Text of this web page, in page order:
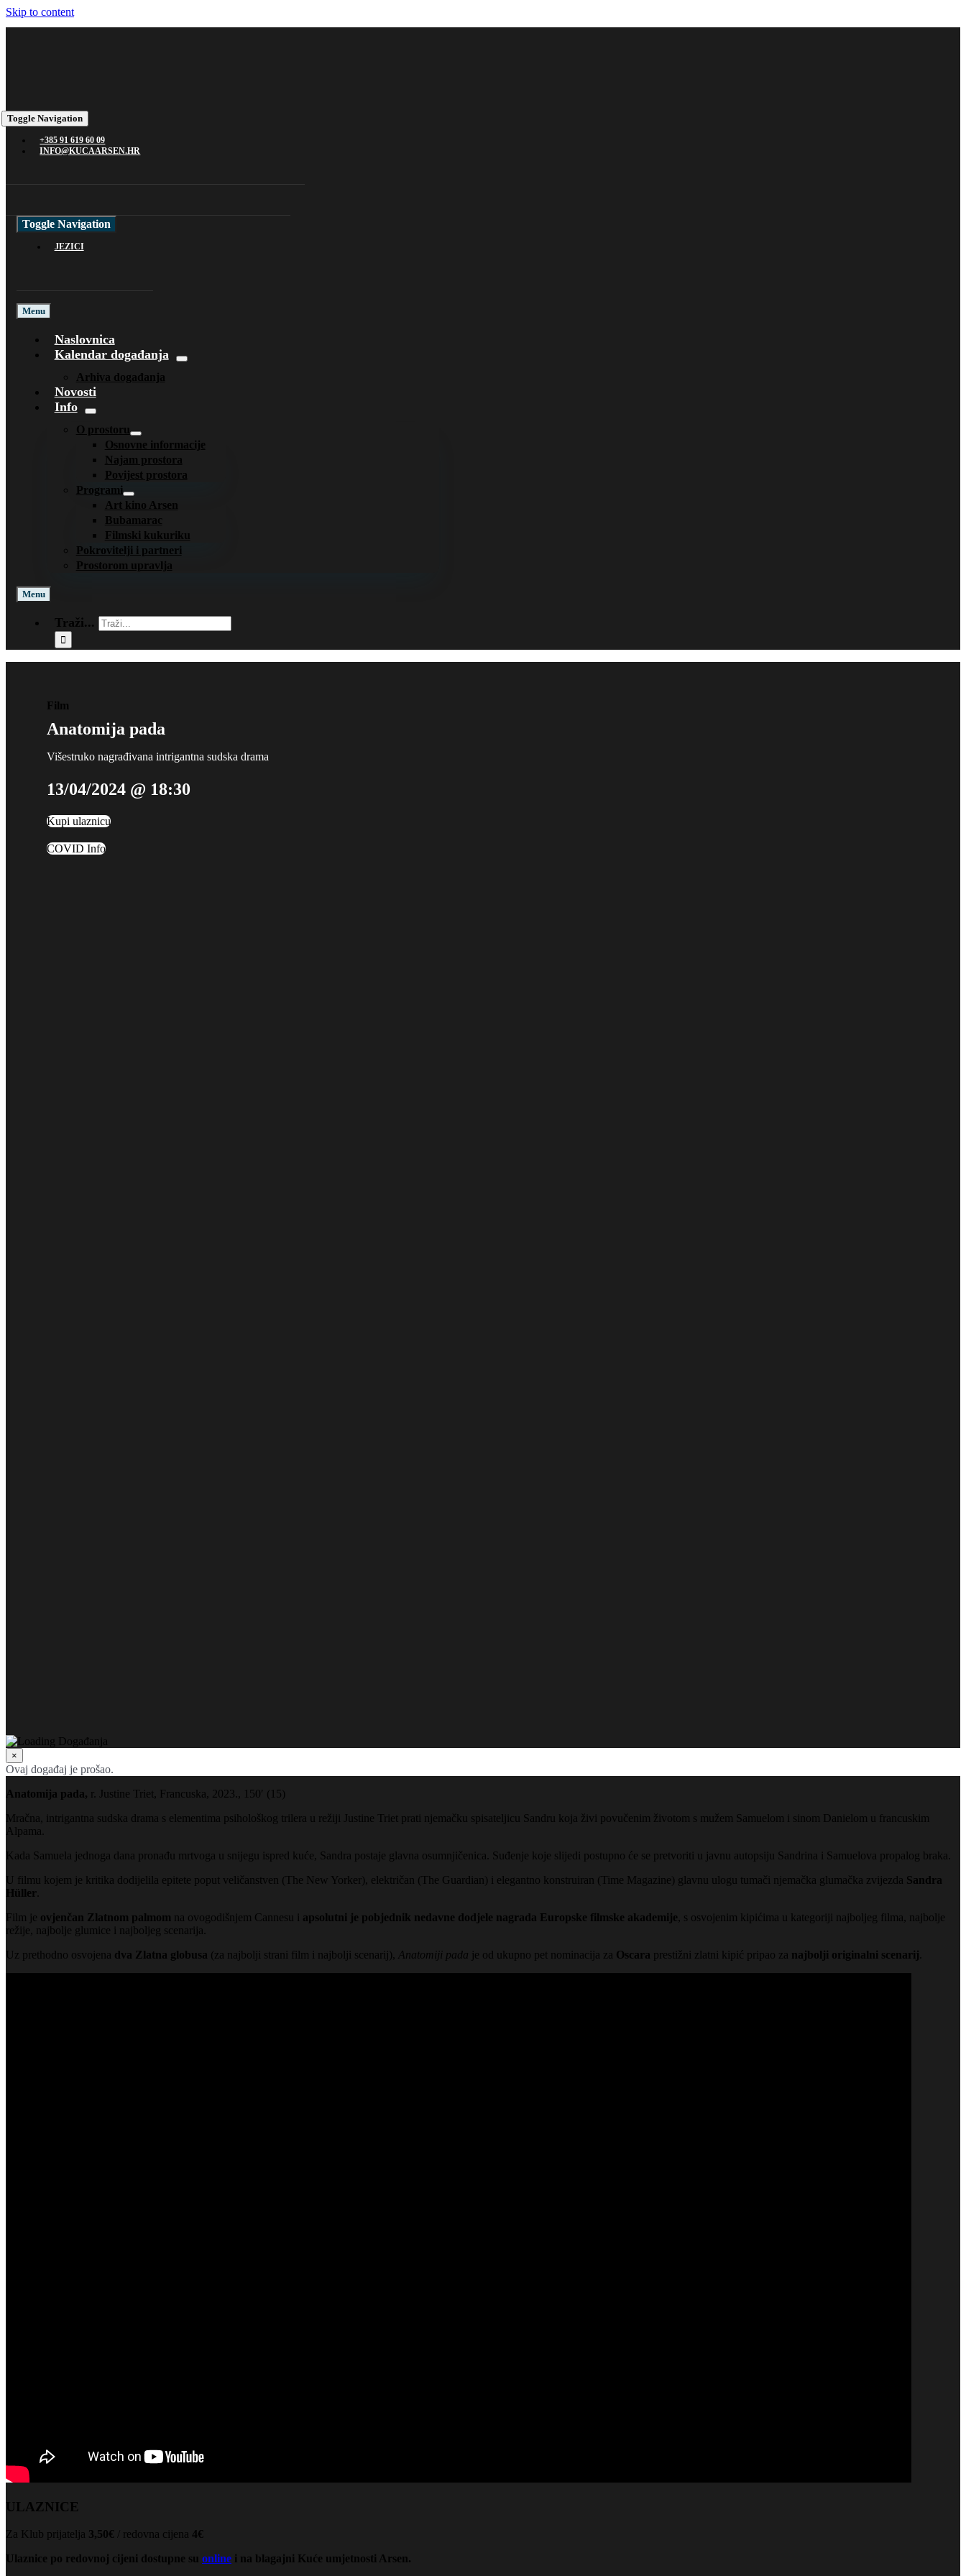
Skip to content
Toggle Navigation
+385 91 619 60 09
INFO@KUCAARSEN.HR
Toggle Navigation
JEZICI
Menu
Naslovnica
Kalendar događanja
Arhiva događanja
Novosti
Info
O prostoru
Osnovne informacije
Najam prostora
Povijest prostora
Programi
Art kino Arsen
Bubamarac
Filmski kukuriku
Pokrovitelji i partneri
Prostorom upravlja
Menu
Traži...
Film
Anatomija pada
Višestruko nagrađivana intrigantna sudska drama
13/04/2024 @ 18:30
Kupi ulaznicu
COVID Info
×
Ovaj događaj je prošao.
Anatomija pada, r. Justine Triet, Francuska, 2023., 150′ (15)
Mračna, intrigantna sudska drama s elementima psihološkog trilera u režiji Justine Triet prati njemačku spisateljicu Sandru koja živi povučenim životom s mužem Samuelom i sinom Danielom u francuskim
Alpama.
Kada Samuela jednoga dana pronađu mrtvoga u snijegu ispred kuće, Sandra postaje glavna osumnjičenica. Suđenje koje slijedi postupno će se pretvoriti u javnu autopsiju Sandrina i Samuelova propalog braka.
U filmu kojem je kritika dodijelila epitete poput veličanstven (The New Yorker), električan (The Guardian) i elegantno konstruiran (Time Magazine) glavnu ulogu tumači njemačka glumačka zvijezda Sandra
Hüller
Film je ovjenčan Zlatnom palmom na ovogodišnjem Cannesu i apsolutni je pobjednik nedavne dodjele nagrada Europske filmske akademije, s osvojenim kipićima u
kategoriji najboljeg filma, najbolje
režije, najbolje glumice i najboljeg scenarija
Uz prethodno osvojena dva Zlatna globusa (za najbolji strani film i najbolji scenarij), Anatomiji pada je od ukupno pet nominacija za Oscara prestižni zlatni kipić pripao za najbolji originalni scenarij
ULAZNICE
Za Klub prijatelja 3,50€ / redovna cijena 4€
Ulaznice po redovnoj cijeni dostupne su online i na blagajni Kuće umjetnosti Arsen.